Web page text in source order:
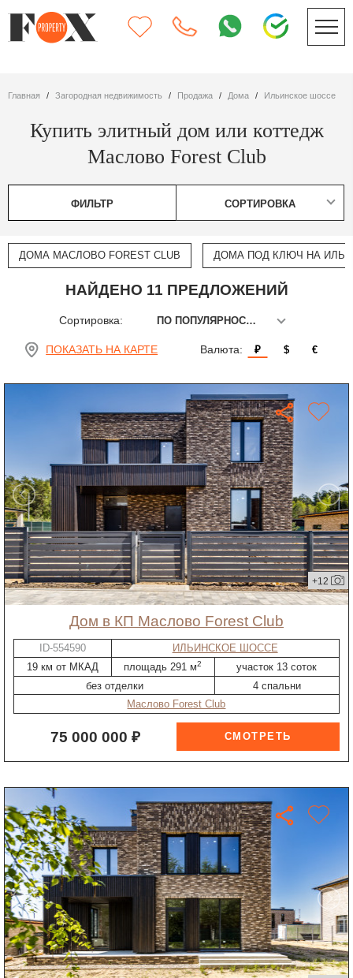
Главная Загородная недвижимость Продажа дома Ильинское шоссе
Купить элитный дом или коттедж
Маслово Forest Club
ФИЛЬТР СОРТИРОВКА
ДОМА МАСЛОВО FOREST CLUB ДОМА ПОД КЛЮЧ НА
НАЙДЕНО 11 ПРЕДЛОЖЕНИЙ
Сортировка: ПО ПОПУЛЯРНОСТИ
ПОКАЗАТЬ НА КАРТЕ Валюта: ₽ $ €
+12
дом в КП Маслово Forest Club
ID-554590
ИЛЬИНСКОЕ ШОССЕ
19 км от МКАД
площадь 291 м2
участок 13 соток
без отделки
4 спальни
Маслово Forest Club
75 000 000 ₽